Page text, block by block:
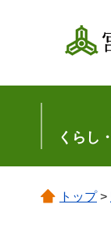
宮崎
くらし
トップ>